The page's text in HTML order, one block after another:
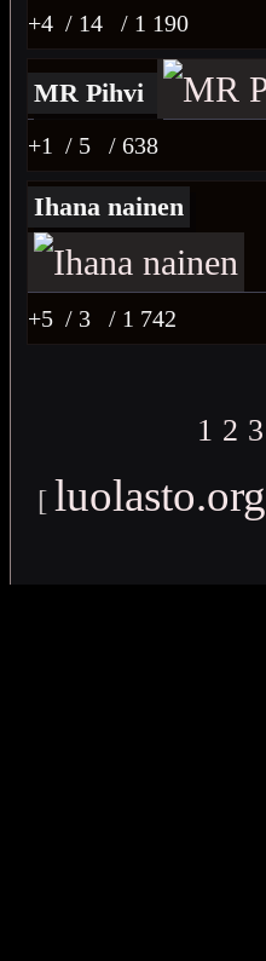
+4 / 14 / 1 190
MR Pihvi
+1 / 5 / 638
Ihana nainen
+5 / 3 / 1 742
1 2 3
[ luolasto.org